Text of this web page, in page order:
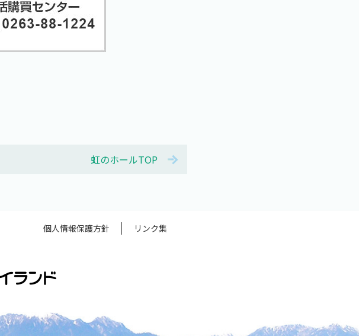
虹のホールTOP
個人情報保護方針 リンク集